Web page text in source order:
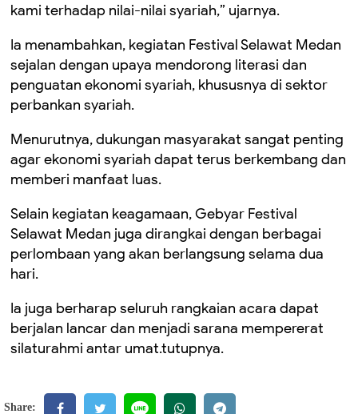
kami terhadap nilai-nilai syariah,” ujarnya.
Ia menambahkan, kegiatan Festival Selawat Medan
sejalan dengan upaya mendorong literasi dan
penguatan ekonomi syariah, khususnya di sektor
perbankan syariah.
Menurutnya, dukungan masyarakat sangat penting
agar ekonomi syariah dapat terus berkembang dan
memberi manfaat luas.
Selain kegiatan keagamaan, Gebyar Festival
Selawat Medan juga dirangkai dengan berbagai
perlombaan yang akan berlangsung selama dua
hari.
Ia juga berharap seluruh rangkaian acara dapat
berjalan lancar dan menjadi sarana mempererat
silaturahmi antar umat.tutupnya.
Share: